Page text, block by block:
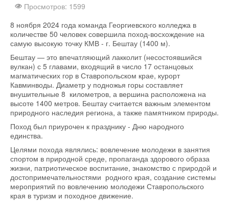
Просмотров: 1599
8 ноября 2024 года команда Георгиевского колледжа в
количестве 50 человек совершила поход-восхождение на
самую высокую точку КМВ - г. Бештау (1400 м).
Бештау — это впечатляющий лакколит (несостоявшийся
вулкан) с 5 главами, входящий в число 17 останцовых
магматических гор в Ставропольском крае, курорт
Кавминводы. Диаметр у подножья горы составляет
внушительные 8 километров, а вершина расположена на
высоте 1400 метров. Бештау считается важным элементом
природного наследия региона, а также памятником природы.
Поход был приурочен к празднику - Дню народного
единства.
Целями похода являлись: вовлечение молодежи в занятия
спортом в природной среде, пропаганда здорового образа
жизни, патриотическое воспитание, знакомство с природой и
достопримечательностями родного края, создание системы
мероприятий по вовлечению молодежи Ставропольского
края в туризм и походное движение.